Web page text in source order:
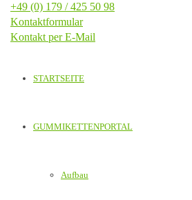
+49 (0) 179 / 425 50 98
Kontaktformular
Kontakt per E-Mail
STARTSEITE
GUMMIKETTENPORTAL
Aufbau